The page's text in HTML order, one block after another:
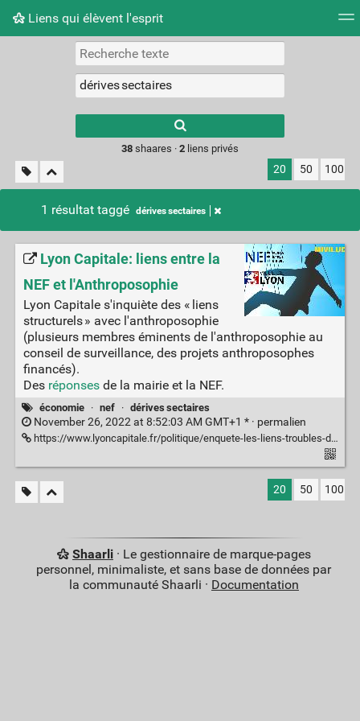
Liens qui élèvent l'esprit
Nuage de tags Mur d'images
results.
38shaares · 2liens privés
20 50 100
1 résultat taggé dérives sectaires
Lyon Capitale: liens entre la
NEF et l'Anthroposophie
Lyon Capitale s'inquiète des « liens
structurels » avec l'anthroposophie
(plusieurs membres éminents de l'anthroposophie au
conseil de surveillance, des projets anthroposophes
financés).
Des réponsesde la mairie et la NEF.
économie · nef · dérives sectaires
November 26, 2022 at 8:52:03 AM GMT+1 * · permalien
https://www.lyoncapitale.fr/politique/enquete-les-liens-troubles-de-la-banque-preferee-des-ecologistes-avec-une-multinationale-des-derives-sectaires
20 50 100
Shaarli· Le gestionnaire de marque-pages
personnel, minimaliste, et sans base de données par
la communauté Shaarli · Documentation